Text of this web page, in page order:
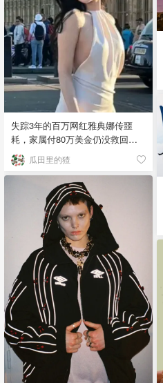
失踪3年的百万网红雅典娜传噩
耗，家属付80万美金仍没救回，
闺蜜至今潜逃！
瓜田里的猹